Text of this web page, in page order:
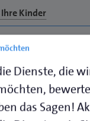
Kinder
Blick
Dienste, die
das Sagen!